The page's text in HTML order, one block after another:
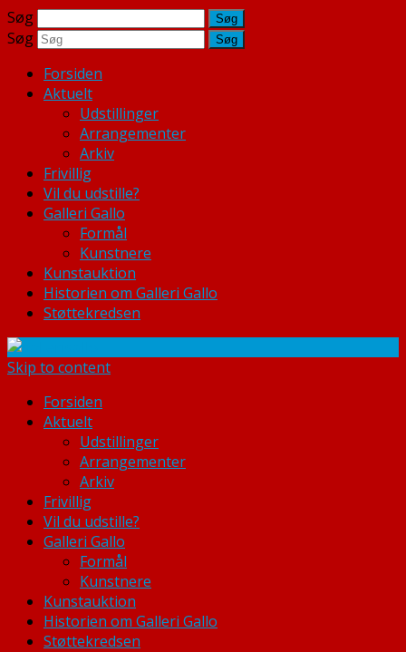
Søg
Søg
Forsiden
Aktuelt
Udstillinger
Arrangementer
Arkiv
Frivillig
Vil du udstille?
Galleri Gallo
Formål
Kunstnere
Kunstauktion
Historien om Galleri Gallo
Støttekredsen
Skip to content
Forsiden
Aktuelt
Udstillinger
Arrangementer
Arkiv
Frivillig
Vil du udstille?
Galleri Gallo
Formål
Kunstnere
Kunstauktion
Historien om Galleri Gallo
Støttekredsen